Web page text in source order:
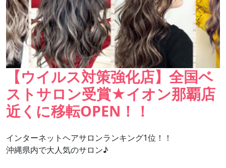
【ウイルス対策強化店】全国ベ
ストサロン受賞★イオン那覇店
近くに移転OPEN！！
インターネットヘアサロンランキング1位！！
沖縄県内で大人気のサロン♪